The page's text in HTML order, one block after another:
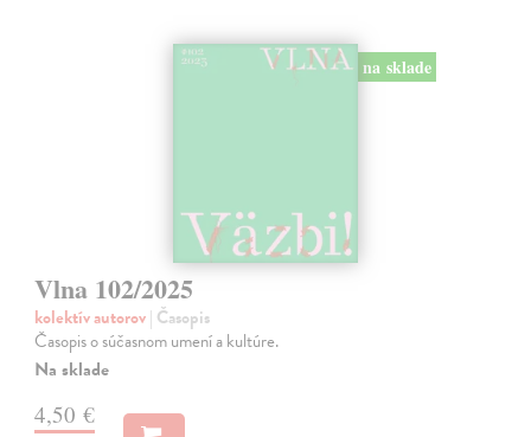
na sklade
Vlna 102/2025
kolektív autorov| Časopis
Časopis o súčasnom umení a kultúre.
Na sklade
4,50 €